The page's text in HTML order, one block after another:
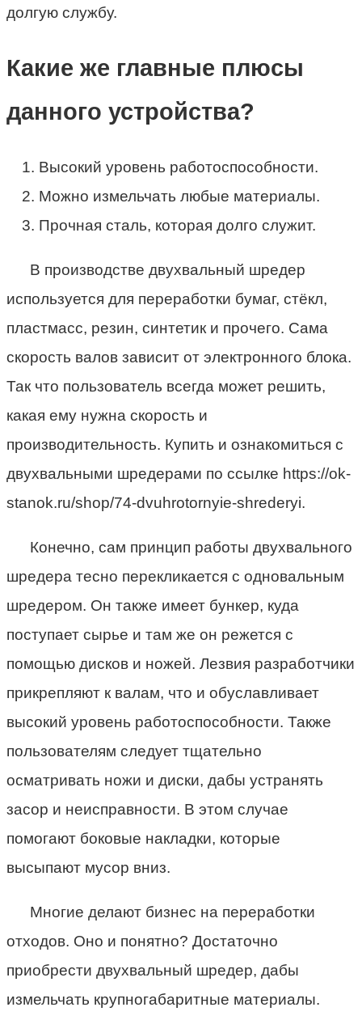
долгую службу.
Какие же главные плюсы
данного устройства?
Высокий уровень работоспособности.
Можно измельчать любые материалы.
Прочная сталь, которая долго служит.
В производстве двухвальный шредер
используется для переработки бумаг, стёкл,
пластмасс, резин, синтетик и прочего. Сама
скорость валов зависит от электронного блока.
Так что пользователь всегда может решить,
какая ему нужна скорость и
производительность. Купить и ознакомиться с
двухвальными шредерами по ссылке https://ok-
stanok.ru/shop/74-dvuhrotornyie-shrederyi.
Конечно, сам принцип работы двухвального
шредера тесно перекликается с одновальным
шредером. Он также имеет бункер, куда
поступает сырье и там же он режется с
помощью дисков и ножей. Лезвия разработчики
прикрепляют к валам, что и обуславливает
высокий уровень работоспособности. Также
пользователям следует тщательно
осматривать ножи и диски, дабы устранять
засор и неисправности. В этом случае
помогают боковые накладки, которые
высыпают мусор вниз.
Многие делают бизнес на переработки
отходов. Оно и понятно? Достаточно
приобрести двухвальный шредер, дабы
измельчать крупногабаритные материалы.